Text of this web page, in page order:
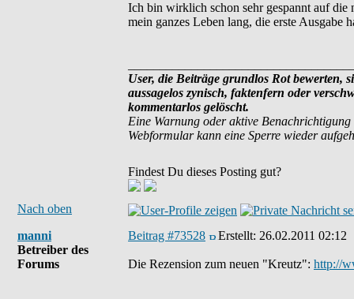
Ich bin wirklich schon sehr gespannt auf
mein ganzes Leben lang, die erste Ausgabe
User, die Beiträge grundlos Rot bewerten,
aussagelos zynisch, faktenfern oder
kommentarlos gelöscht.
Eine Warnung oder aktive
Webformular kann eine Sperre wieder
Findest Du dieses Posting gut?
Nach oben
manni
Betreiber des
Forums
Beitrag #73528 Erstellt: 26.02.2011 02:12
Die Rezension zum neuen "Kreutz": http://